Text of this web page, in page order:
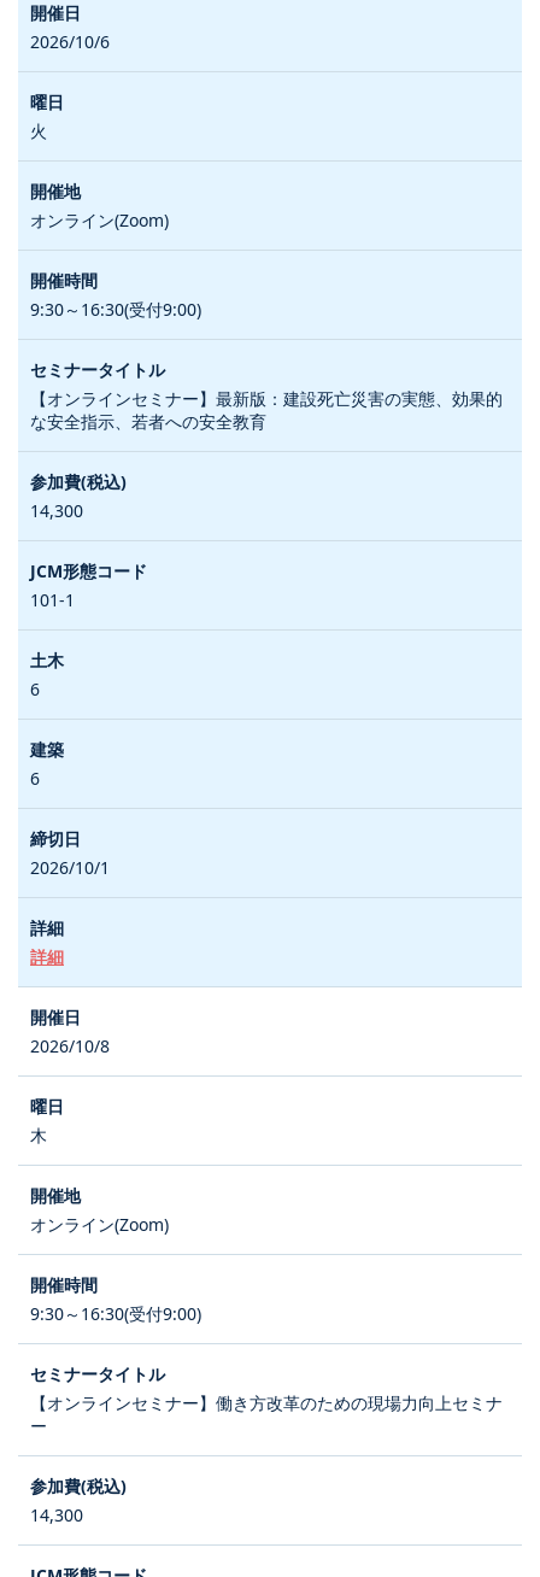
2026/10/6
火
オンライン(Zoom)
9:30～16:30(受付9:00)
【オンラインセミナー】最新版：建設死亡災害の実態、効果的
な安全指示、若者への安全教育
14,300
101-1
6
6
2026/10/1
詳細
2026/10/8
木
オンライン(Zoom)
9:30～16:30(受付9:00)
【オンラインセミナー】働き方改革のための現場力向上セミナ
ー
14,300